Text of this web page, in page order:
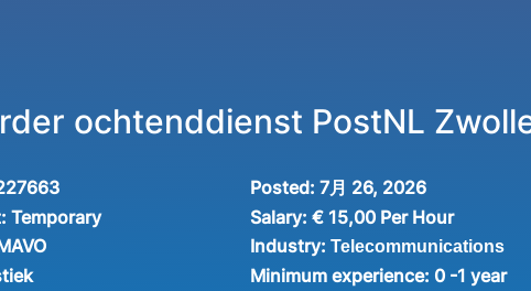
ochtenddienst PostNL
Posted: 7月 26, 2026
Temporary Salary: € 15,00 Per Hour
Industry: Telecommunications
Minimum experience: 0 -1 year